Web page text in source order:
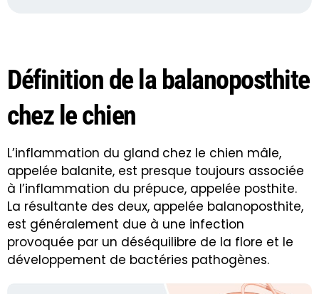
Définition de la balanoposthite
chez le chien
L’inflammation du gland chez le chien mâle,
appelée balanite, est presque toujours associée
à l’inflammation du prépuce, appelée posthite.
La résultante des deux, appelée balanoposthite,
est généralement due à une infection
provoquée par un déséquilibre de la flore et le
développement de bactéries pathogènes.